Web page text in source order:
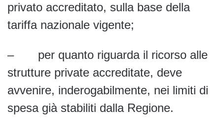
privato accreditato, sulla base della
tariffa nazionale vigente;
– per quanto riguarda il ricorso alle
strutture private accreditate, deve
avvenire, inderogabilmente, nei limiti di
spesa già stabiliti dalla Regione.